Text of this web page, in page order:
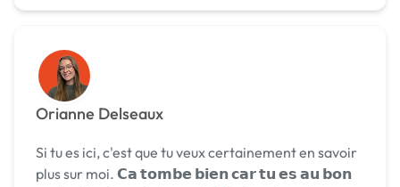
Orianne Delseaux
Si tu es ici, c'est que tu veux certainement en savoir
plus sur moi. 𝗖𝗮 𝘁𝗼𝗺𝗯𝗲 𝗯𝗶𝗲𝗻 𝗰𝗮𝗿 𝘁𝘂 𝗲𝘀 𝗮𝘂 𝗯𝗼𝗻